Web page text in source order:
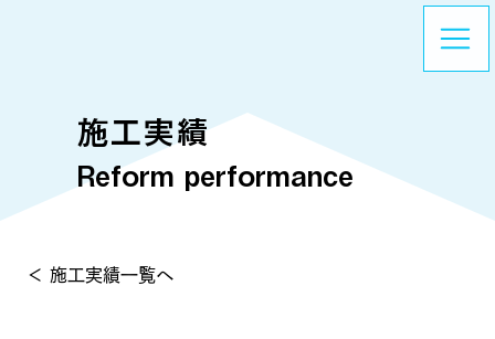
施工実績
Reform performance
＜ 施工実績一覧へ